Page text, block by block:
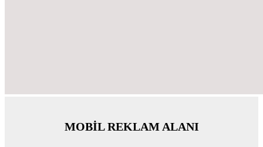
MOBİL REKLAM ALANI